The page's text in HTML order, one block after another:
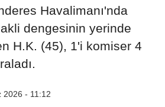
Havalimanı'nda
dengesinin yerinde
H.K. (45), 1'i komiser 4
2026 - 11:12